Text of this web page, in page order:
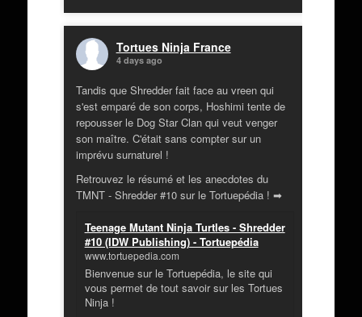
Tortues Ninja France
4 days ago
Tandis que Shredder fait face au vreen qui
s'est emparé de son corps, Hoshimi tente de
repousser le Dog Star Clan qui veut venger
son maître. C'était sans compter sur un
imprévu surnaturel !
Retrouvez le résumé et les anecdotes du
TMNT - Shredder #10 sur le Tortuepédia ! ➡
Teenage Mutant Ninja Turtles - Shredder
#10 (IDW Publishing) - Tortuepédia
www.tortuepedia.com
Bienvenue sur le Tortuepédia, le site qui
vous permet de tout savoir sur les Tortues
Ninja !